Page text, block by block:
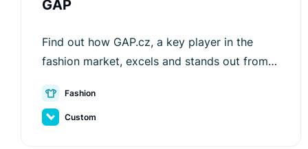
GAP
Find out how GAP.cz, a key player in the
fashion market, excels and stands out from
Fashion
Custom